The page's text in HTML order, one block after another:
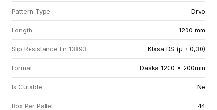
Pattern Type Drvo
Length 1200 mm
Slip Resistance En 13893 Klasa DS (µ ≥ 0,30)
Format Daska 1200 x 200mm
Is Cutable Ne
Box Per Pallet 44